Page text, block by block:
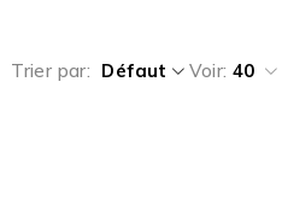
Trier par Défaut Voir: 40